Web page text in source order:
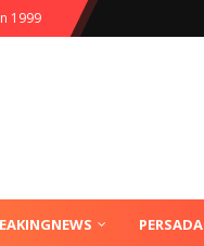
1999
PERSADA